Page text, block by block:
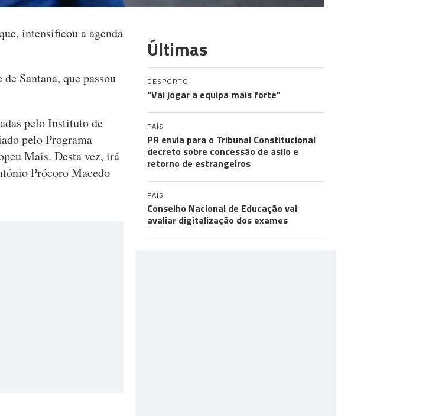
intensificou a agenda
Santana, que passou
pelo Instituto de
pelo Programa
Mais. Desta vez, irá
Prócoro Macedo
Últimas
DESPORTO
"Vai jogar a equipa mais forte"
PAÍS
PR envia para o Tribunal Constitucional
decreto sobre concessão de asilo e
retorno de estrangeiros
PAÍS
Conselho Nacional de Educação vai
avaliar digitalização dos exames